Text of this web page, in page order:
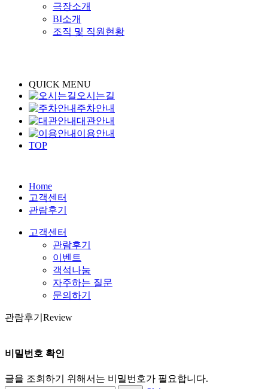
극장소개
BI소개
조직 및 직원현황
QUICK MENU
오시는길
주차안내
대관안내
이용안내
TOP
Home
고객센터
관람후기
고객센터
관람후기
이벤트
객석나눔
자주하는 질문
문의하기
관람후기 Review
비밀번호 확인
글을 조회하기 위해서는 비밀번호가 필요합니다.